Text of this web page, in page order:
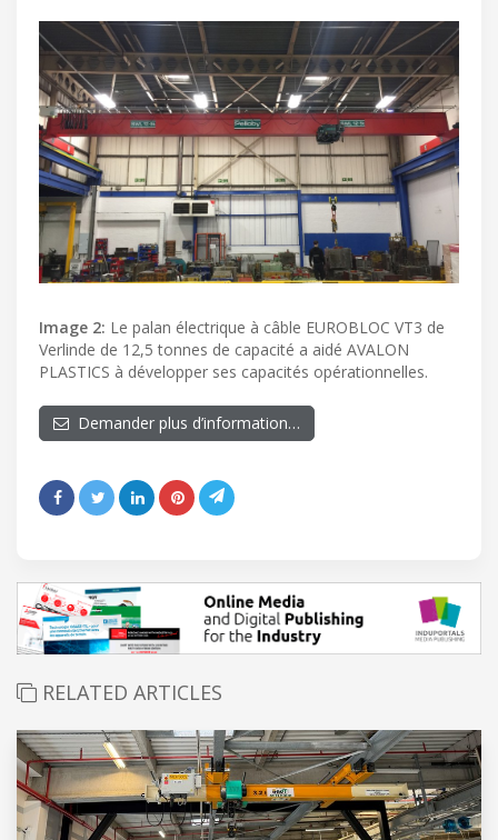
Image 2: Le palan électrique à câble EUROBLOC VT3 de
Verlinde de 12,5 tonnes de capacité a aidé AVALON
PLASTICS à développer ses capacités opérationnelles.
Demander plus d’information…
RELATED ARTICLES